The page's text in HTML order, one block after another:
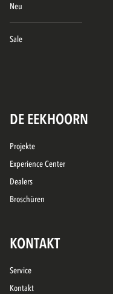
Neu
Sale
DE EEKHOORN
Projekte
Experience Center
Dealers
Broschüren
KONTAKT
Service
Kontakt